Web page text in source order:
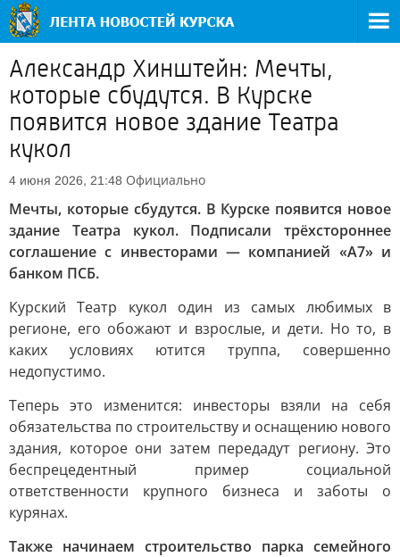
Александр Хинштейн: Мечты,
которые сбудутся. В Курске
появится новое здание Театра
кукол
4 июня 2026, 21:48 Официально
Мечты, которые сбудутся. В Курске появится новое
здание Театра кукол. Подписали трёхстороннее
соглашение с инвесторами — компанией «А7» и
банком ПСБ.
Курский Театр кукол один из самых любимых в
регионе, его обожают и взрослые, и дети. Но то, в
каких условиях ютится труппа, совершенно
недопустимо.
Теперь это изменится: инвесторы взяли на себя
обязательства по строительству и оснащению нового
здания, которое они затем передадут региону. Это
беспрецедентный пример социальной
ответственности крупного бизнеса и заботы о
курянах.
Также начинаем строительство парка семейного